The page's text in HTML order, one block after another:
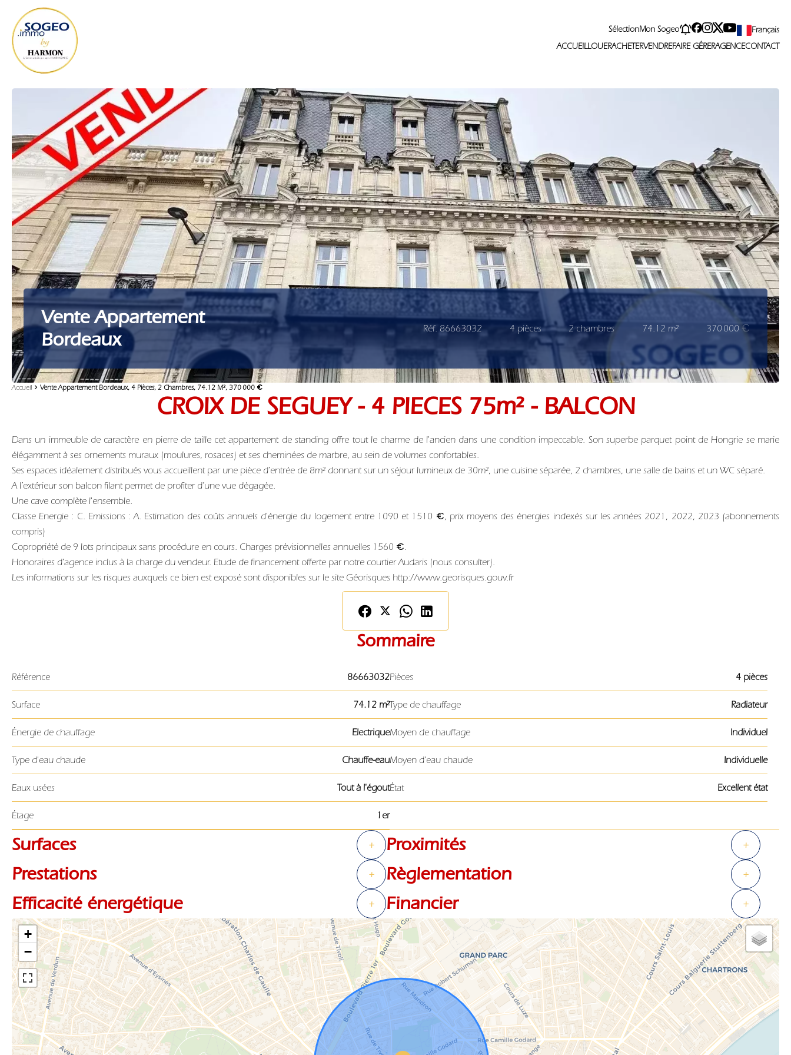
SélectionMon Sogeo
Français
ACCUEILLOUERACHETERVENDREFAIRE GÉRERAGENCECONTACT
Vente Appartement
Bordeaux
Réf. 86663032 4 pièces 2 chambres 74.12 m² 370 000 €
Accueil Vente Appartement Bordeaux, 4 Pièces, 2 Chambres, 74.12 M², 370 000 €
CROIX DE SEGUEY - 4 PIECES 75m² - BALCON
Dans un immeuble de caractère en pierre de taille cet appartement de standing offre tout le charme de l'ancien dans une condition impeccable. Son superbe parquet point de Hongrie se marie
élégamment à ses ornements muraux (moulures, rosaces) et ses cheminées de marbre, au sein de volumes confortables.
Ses espaces idéalement distribués vous accueillent par une pièce d’entrée de 8m² donnant sur un séjour lumineux de 30m², une cuisine séparée, 2 chambres, une salle de bains et un WC séparé.
A l’extérieur son balcon filant permet de profiter d’une vue dégagée.
Une cave complète l'ensemble.
Classe Energie : C. Emissions : A. Estimation des coûts annuels d'énergie du logement entre 1090 et 1510 €, prix moyens des énergies indexés sur les années 2021, 2022, 2023 (abonnements
compris)
Copropriété de 9 lots principaux sans procédure en cours. Charges prévisionnelles annuelles 1560 €.
Honoraires d'agence inclus à la charge du vendeur. Etude de financement offerte par notre courtier Audaris (nous consulter).
Les informations sur les risques auxquels ce bien est exposé sont disponibles sur le site Géorisques http://www.georisques.gouv.fr
Sommaire
Référence 86663032Pièces 4 pièces
Surface 74.12 m²Type de chauffage Radiateur
Énergie de chauffage ElectriqueMoyen de chauffage Individuel
Type d'eau chaude Chauffe-eauMoyen d'eau chaude Individuelle
Eaux usées Tout à l'égoutÉtat Excellent état
Étage 1er
Surfaces + Proximités +
Prestations + Règlementation +
Efficacité énergétique + Financier +
+
−